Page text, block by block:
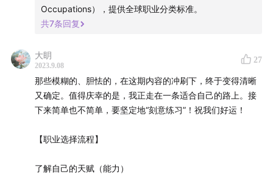
Occupations），提供全球职业分类标准。
共7条回复
大眀
2023.9.08
27
那些模糊的、胆怯的，在这期内容的冲刷下，终于变得清晰
又确定。值得庆幸的是，我正走在一条适合自己的路上。接
下来简单也不简单，要坚定地“刻意练习”！祝我们好运！
【职业选择流程】
了解自己的天赋（能力）